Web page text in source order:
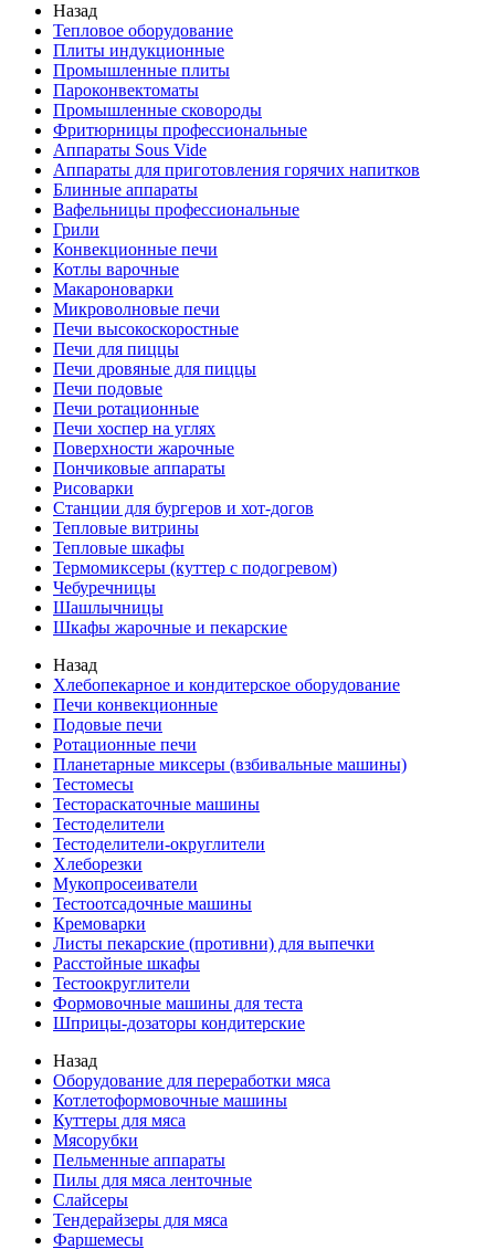
Назад
Тепловое оборудование
Плиты индукционные
Промышленные плиты
Пароконвектоматы
Промышленные сковороды
Фритюрницы профессиональные
Аппараты Sous Vide
Аппараты для приготовления горячих напитков
Блинные аппараты
Вафельницы профессиональные
Грили
Конвекционные печи
Котлы варочные
Макароноварки
Микроволновые печи
Печи высокоскоростные
Печи для пиццы
Печи дровяные для пиццы
Печи подовые
Печи ротационные
Печи хоспер на углях
Поверхности жарочные
Пончиковые аппараты
Рисоварки
Станции для бургеров и хот-догов
Тепловые витрины
Тепловые шкафы
Термомиксеры (куттер с подогревом)
Чебуречницы
Шашлычницы
Шкафы жарочные и пекарские
Назад
Хлебопекарное и кондитерское оборудование
Печи конвекционные
Подовые печи
Ротационные печи
Планетарные миксеры (взбивальные машины)
Тестомесы
Тестораскаточные машины
Тестоделители
Тестоделители-округлители
Хлеборезки
Мукопросеиватели
Тестоотсадочные машины
Кремоварки
Листы пекарские (противни) для выпечки
Расстойные шкафы
Тестоокруглители
Формовочные машины для теста
Шприцы-дозаторы кондитерские
Назад
Оборудование для переработки мяса
Котлетоформовочные машины
Куттеры для мяса
Мясорубки
Пельменные аппараты
Пилы для мяса ленточные
Слайсеры
Тендерайзеры для мяса
Фаршемесы